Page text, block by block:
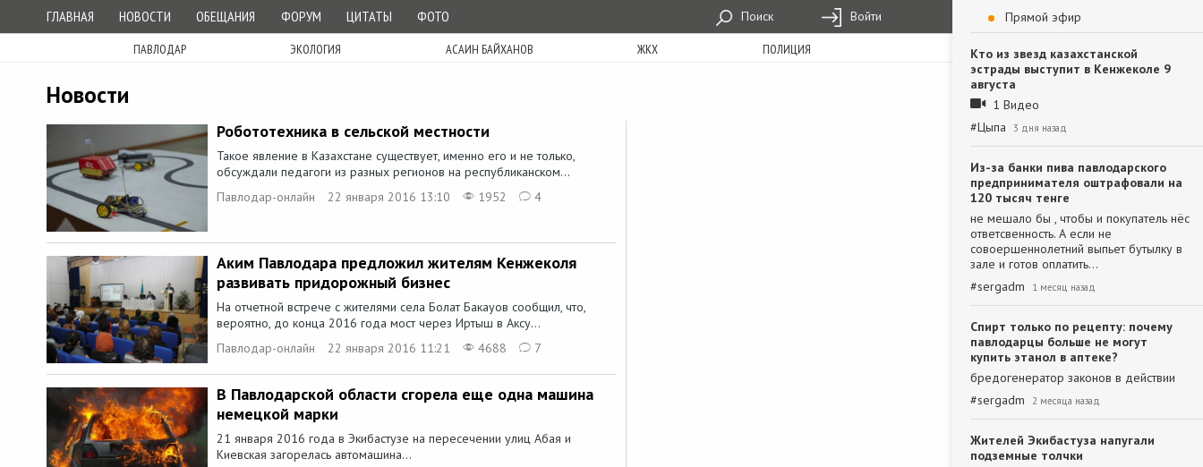
ГЛАВНАЯ НОВОСТИ ОБЕЩАНИЯ ФОРУМ ЦИТАТЫ ФОТО Поиск Войти
ПАВЛОДАР ЭКОЛОГИЯ АСАИН БАЙХАНОВ ЖКХ ПОЛИЦИЯ
Новости
Робототехника в сельской местности
Такое явление в Казахстане существует, именно его и не только,
обсуждали педагоги из разных регионов на республиканском...
Павлодар-онлайн
22 января 2016 13:10 1952 4
Аким Павлодара предложил жителям Кенжеколя
развивать придорожный бизнес
На отчетной встрече с жителями села Болат Бакауов сообщил, что,
вероятно, до конца 2016 года мост через Иртыш в Аксу...
Павлодар-онлайн
22 января 2016 11:21 4688 7
В Павлодарской области сгорела еще одна машина
немецкой марки
21 января 2016 года в Экибастузе на пересечении улиц Абая и
Киевская загорелась автомашина...
Прямой эфир
Кто из звезд казахстанской
эстрады выступит в Кенжеколе 9
августа
1 Видео
#Цыпа 3 дня назад
Из-за банки пива павлодарского
предпринимателя оштрафовали на
120 тысяч тенге
не мешало бы , чтобы и покупатель нёс
ответсвенность. А если не
совоершеннолетний выпьет бутылку в
зале и готов оплатить…
#sergadm 1 месяц назад
Спирт только по рецепту: почему
павлодарцы больше не могут
купить этанол в аптеке?
бредогенератор законов в действии
#sergadm 2 месяца назад
Жителей Экибастуза напугали
подземные толчки